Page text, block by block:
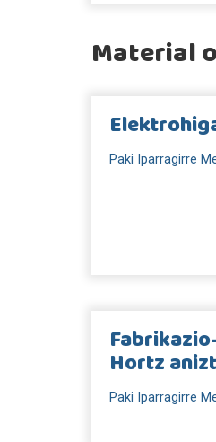
Material
Paki Iparragirre
Hortz
Paki Iparragirre